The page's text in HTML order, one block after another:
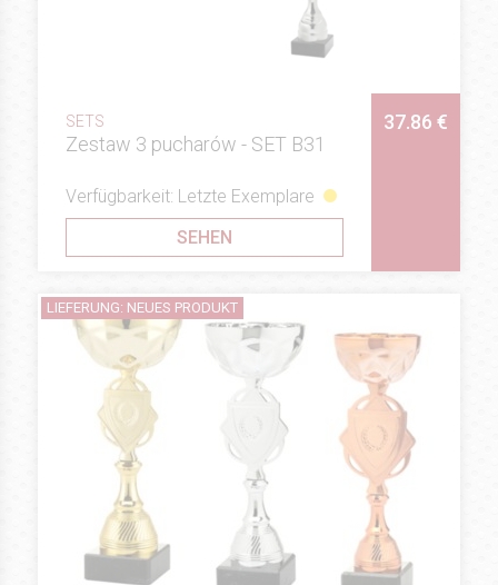
SETS
Zestaw 3 pucharów - SET B31
37.86 €
Verfügbarkeit: Letzte Exemplare
SEHEN
LIEFERUNG: NEUES PRODUKT